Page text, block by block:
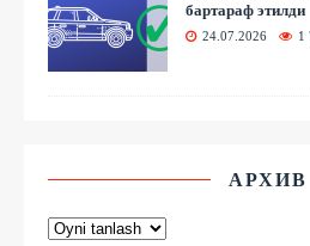
бартараф этилди
24.07.2026 1
АРХИВ